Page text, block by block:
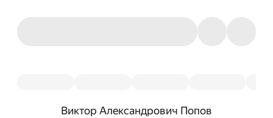
Виктор Александрович Попов